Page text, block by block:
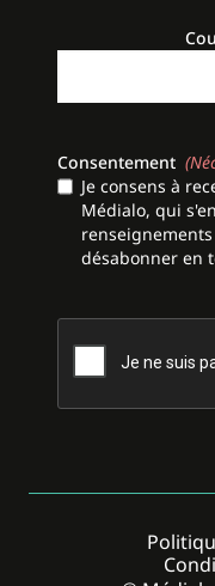
Consentement
Je consens à
Médialo, qui
désabonner en
CAPTCHA